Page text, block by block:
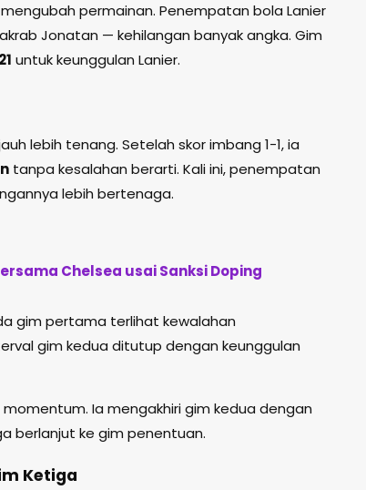
permainan. Penempatan bola Lanier
Jonatan — kehilangan banyak angka. Gim
untuk keunggulan Lanier.
lebih tenang. Setelah skor imbang 1-1, ia
tanpa kesalahan berarti. Kali ini, penempatan
lebih bertenaga.
Chelsea usai Sanksi Doping
gim pertama terlihat kewalahan
gim kedua ditutup dengan keunggulan
Ia mengakhiri gim kedua dengan
berlanjut ke gim penentuan.
Ketiga